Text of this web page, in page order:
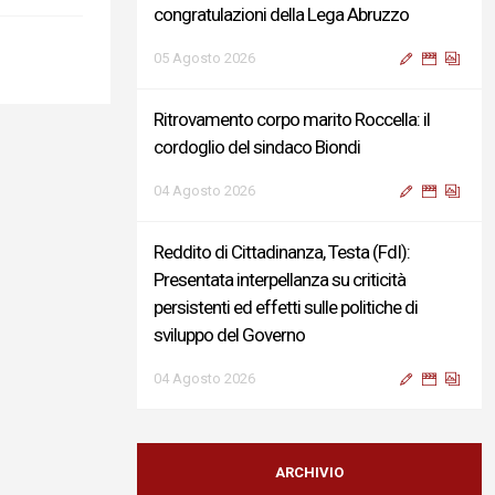
congratulazioni della Lega Abruzzo
05 Agosto 2026
Ritrovamento corpo marito Roccella: il
cordoglio del sindaco Biondi
04 Agosto 2026
Reddito di Cittadinanza, Testa (FdI):
Presentata interpellanza su criticità
persistenti ed effetti sulle politiche di
sviluppo del Governo
04 Agosto 2026
Sigismondi, Liris e Testa: “Profondo
cordoglio e vicinanza al Ministro Roccella e
ARCHIVIO